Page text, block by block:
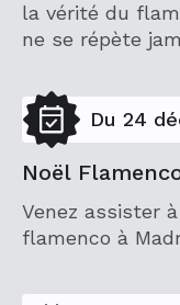
la vérité du
ne se répète
Du 24
Noël
Venez assister
flamenco à